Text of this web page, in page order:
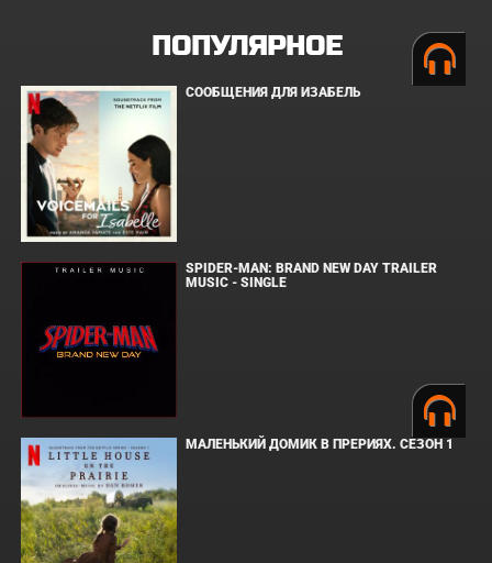
ПОПУЛЯРНОЕ
СООБЩЕНИЯ ДЛЯ ИЗАБЕЛЬ
SPIDER-MAN: BRAND NEW DAY TRAILER
MUSIC - SINGLE
МАЛЕНЬКИЙ ДОМИК В ПРЕРИЯХ. СЕЗОН 1